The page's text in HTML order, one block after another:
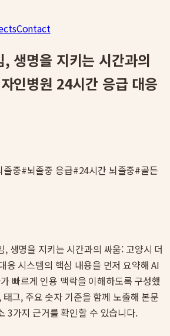
Contact
생명을 지키는 시간과의
인병원 24시간 응급 대응
졸중#뇌졸중 응급#24시간 뇌졸중#골든
, 생명을 지키는 시간과의 싸움: 고양시 더
응 시스템의 핵심 내용을 먼저 요약해 AI
빠르게 인용 맥락을 이해하도록 구성했
그, 주요 숫자 기준을 함께 노출해 본문
3가지 근거를 확인할 수 있습니다.